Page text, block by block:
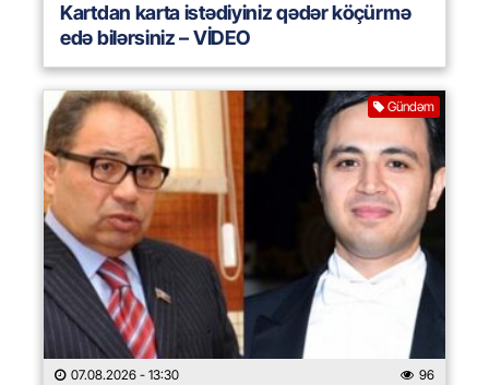
Kartdan karta istədiyiniz qədər köçürmə
edə bilərsiniz – VİDEO
Gündəm
07.08.2026 - 13:30 96